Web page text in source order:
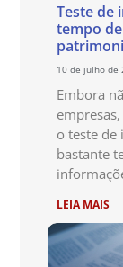
Teste de
tempo
10 de julho de
Embora
o teste
bastante
LEIA MAIS